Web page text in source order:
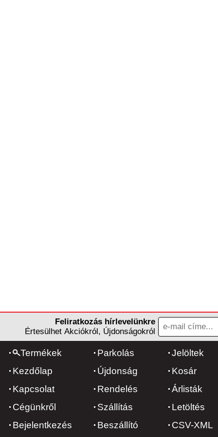
Feliratkozás hírlevelünkre
Értesülhet Akciókról, Újdonságokról
Termékek
Kezdőlap
Kapcsolat
Cégünkről
Bejelentkezés
Parkolás
Újdonság
Rendelés
Szállítás
Beszállító
Jelöltek
Kosár
Árlisták
Letöltés
CSV-XML